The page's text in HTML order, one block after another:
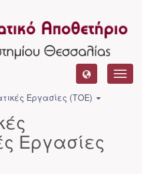
Εργασίες (ΤΟΕ)
Εργασίες